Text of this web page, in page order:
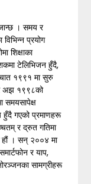
। समय र
विभिन्न प्रयोग
शिक्षाका
टेलिभिजन हुँदै,
१९९१ मा सुरु
अझ १९९८को
समयसापेक्ष
हुँदै गएको प्रमाणहरू
र द्रुत गतिमा
हौं । सन् २००४ मा
र याप,
सामग्रीहरू